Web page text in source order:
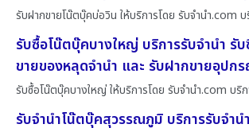
รับฝากขายโน๊ตบุ๊คบ่อวิน ให้บริการโดย รับจํานํา.com
รับซื้อโน๊ตบุ๊คบางใหญ่ บริการรับจำนำ รั
ขายของหลุดจำนำ และ รับฝากขายอุปก
รับซื้อโน๊ตบุ๊คบางใหญ่ ให้บริการโดย รับจํานํา.com บริ
รับจำนำโน๊ตบุ๊คสุวรรณภูมิ บริการรับจำ